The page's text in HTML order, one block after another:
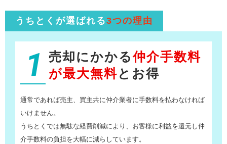
うちとくが選ばれる3つの理由
1 売却にかかる仲介手数料
が最大無料とお得
通常であれば売主、買主共に仲介業者に手数料を払わなければ
いけません。
うちとくでは無駄な経費削減により、お客様に利益を還元し仲
介手数料の負担を大幅に減らしています。